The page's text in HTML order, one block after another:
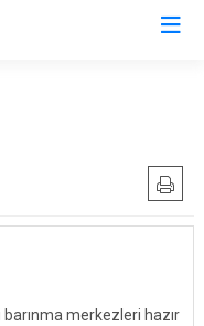
merkezleri hazır